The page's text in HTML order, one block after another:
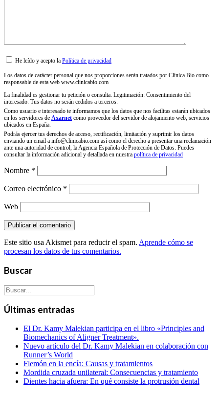
He leído y acepto la Política de privacidad
Los datos de carácter personal que nos proporciones serán tratados por Clínica Bio como
responsable de esta web www.clinicabio.com
La finalidad es gestionar tu petición o consulta. Legitimación: Consentimiento del
interesado. Tus datos no serán cedidos a terceros.
Como usuario e interesado te informamos que los datos que nos facilitas estarán ubicados
en los servidores de Axarnet como proveedor del servidor de alojamiento web, servicios
ubicados en España.
Podrás ejercer tus derechos de acceso, rectificación, limitación y suprimir los datos
enviando un email a info@clinicabio.com así como el derecho a presentar una reclamación
ante una autoridad de control, la Agencia Española de Protección de Datos. Puedes
consultar la información adicional y detallada en nuestra política de privacidad
Nombre *
Correo electrónico *
Web
Este sitio usa Akismet para reducir el spam. Aprende cómo se
procesan los datos de tus comentarios.
Buscar
Últimas entradas
El Dr. Kamy Malekian participa en el libro «Principles and
Biomechanics of Aligner Treatment».
Nuevo artículo del Dr. Kamy Malekian en colaboración con
Runner’s World
Flemón en la encía: Causas y tratamientos
Mordida cruzada unilateral: Consecuencias y tratamiento
Dientes hacia afuera: En qué consiste la protrusión dental